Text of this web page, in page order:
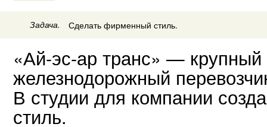
Задача. Сделать фирменный стиль.
«Ай-эс-ар транс» — крупный
железнодорожный
В студии для компании
стиль.